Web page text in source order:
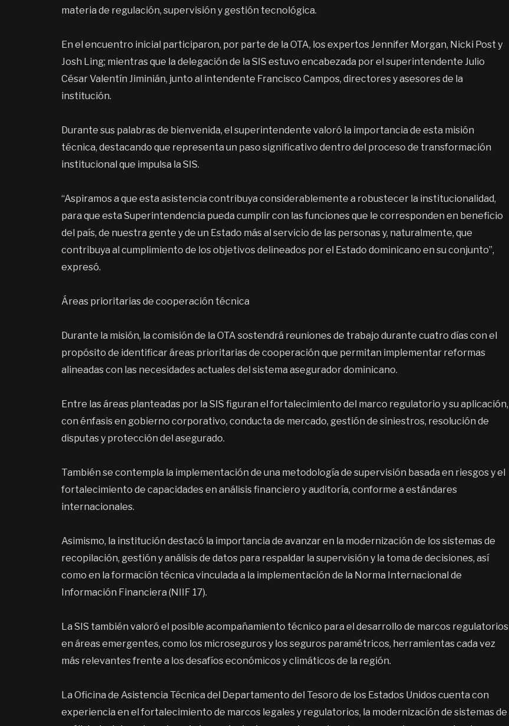
materia de regulación, supervisión y gestión tecnológica.
En el encuentro inicial participaron, por parte de la OTA, los expertos Jennifer Morgan, Nicki Post y
Josh Ling; mientras que la delegación de la SIS estuvo encabezada por el superintendente Julio
César Valentín Jiminián, junto al intendente Francisco Campos, directores y asesores de la
institución.
Durante sus palabras de bienvenida, el superintendente valoró la importancia de esta misión
técnica, destacando que representa un paso significativo dentro del proceso de transformación
institucional que impulsa la SIS.
“Aspiramos a que esta asistencia contribuya considerablemente a robustecer la institucionalidad,
para que esta Superintendencia pueda cumplir con las funciones que le corresponden en beneficio
del país, de nuestra gente y de un Estado más al servicio de las personas y, naturalmente, que
contribuya al cumplimiento de los objetivos delineados por el Estado dominicano en su conjunto”,
expresó.
Áreas prioritarias de cooperación técnica
Durante la misión, la comisión de la OTA sostendrá reuniones de trabajo durante cuatro días con el
propósito de identificar áreas prioritarias de cooperación que permitan implementar reformas
alineadas con las necesidades actuales del sistema asegurador dominicano.
Entre las áreas planteadas por la SIS figuran el fortalecimiento del marco regulatorio y su aplicación,
con énfasis en gobierno corporativo, conducta de mercado, gestión de siniestros, resolución de
disputas y protección del asegurado.
También se contempla la implementación de una metodología de supervisión basada en riesgos y el
fortalecimiento de capacidades en análisis financiero y auditoría, conforme a estándares
internacionales.
Asimismo, la institución destacó la importancia de avanzar en la modernización de los sistemas de
recopilación, gestión y análisis de datos para respaldar la supervisión y la toma de decisiones, así
como en la formación técnica vinculada a la implementación de la Norma Internacional de
Información Financiera (NIIF 17).
La SIS también valoró el posible acompañamiento técnico para el desarrollo de marcos regulatorios
en áreas emergentes, como los microseguros y los seguros paramétricos, herramientas cada vez
más relevantes frente a los desafíos económicos y climáticos de la región.
La Oficina de Asistencia Técnica del Departamento del Tesoro de los Estados Unidos cuenta con
experiencia en el fortalecimiento de marcos legales y regulatorios, la modernización de sistemas de